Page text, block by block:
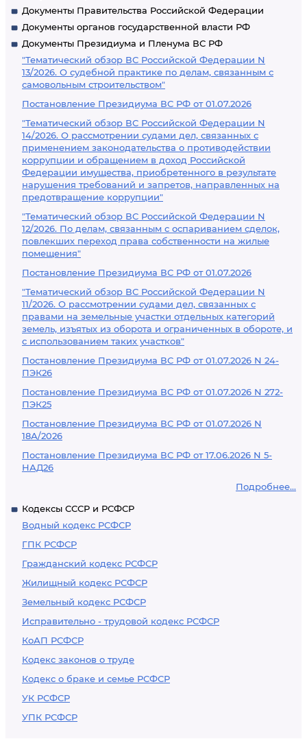
Документы Правительства Российской Федерации
Документы органов государственной власти РФ
Документы Президиума и Пленума ВС РФ
"Тематический обзор ВС Российской Федерации N
13/2026. О судебной практике по делам, связанным с
самовольным строительством"
Постановление Президиума ВС РФ от 01.07.2026
"Тематический обзор ВС Российской Федерации N
14/2026. О рассмотрении судами дел, связанных с
применением законодательства о противодействии
коррупции и обращением в доход Российской
Федерации имущества, приобретенного в результате
нарушения требований и запретов, направленных на
предотвращение коррупции"
"Тематический обзор ВС Российской Федерации N
12/2026. По делам, связанным с оспариванием сделок,
повлекших переход права собственности на жилые
помещения"
Постановление Президиума ВС РФ от 01.07.2026
"Тематический обзор ВС Российской Федерации N
11/2026. О рассмотрении судами дел, связанных с
правами на земельные участки отдельных категорий
земель, изъятых из оборота и ограниченных в обороте, и
с использованием таких участков"
Постановление Президиума ВС РФ от 01.07.2026 N 24-
ПЭК26
Постановление Президиума ВС РФ от 01.07.2026 N 272-
ПЭК25
Постановление Президиума ВС РФ от 01.07.2026 N
18А/2026
Постановление Президиума ВС РФ от 17.06.2026 N 5-
НАД26
Подробнее...
Кодексы СССР и РСФСР
Водный кодекс РСФСР
ГПК РСФСР
Гражданский кодекс РСФСР
Жилищный кодекс РСФСР
Земельный кодекс РСФСР
Исправительно - трудовой кодекс РСФСР
КоАП РСФСР
Кодекс законов о труде
Кодекс о браке и семье РСФСР
УК РСФСР
УПК РСФСР